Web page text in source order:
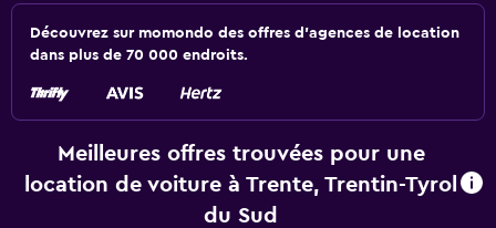
Découvrez sur momondo des offres d'agences de location
dans plus de 70 000 endroits.
Meilleures offres trouvées pour une
location de voiture à Trente, Trentin-Tyrol
du Sud